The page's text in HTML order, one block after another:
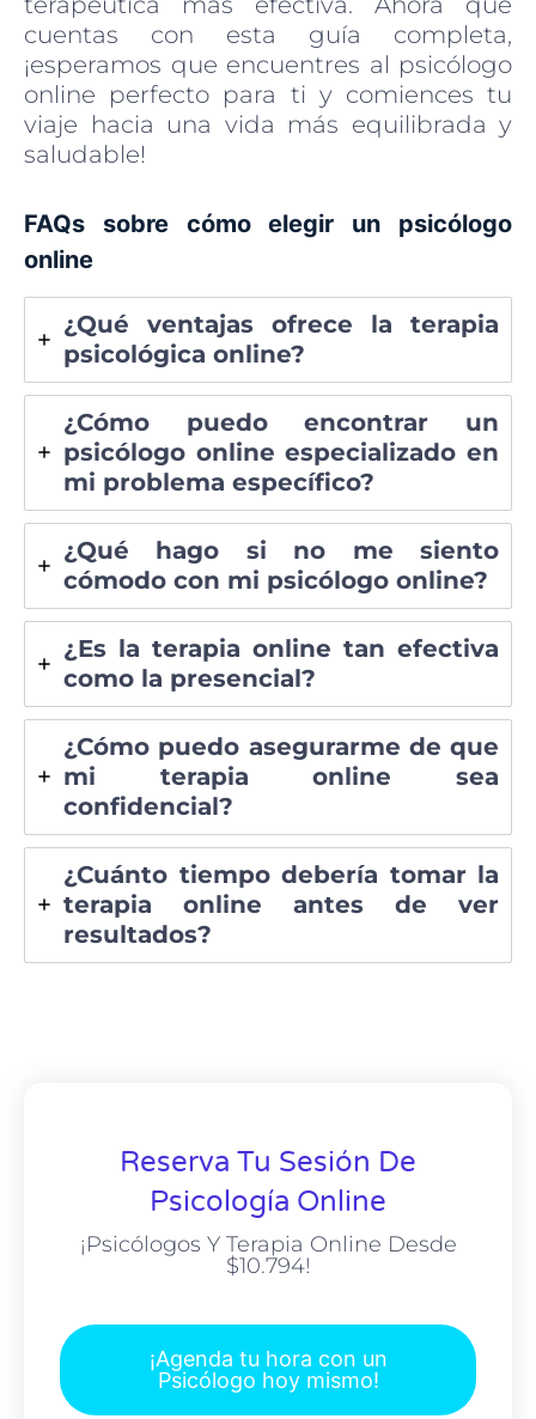
cuentas con esta guía completa,
¡esperamos que encuentres al psicólogo
online perfecto para ti y comiences tu
viaje hacia una vida más equilibrada y
saludable!
FAQs sobre cómo elegir un psicólogo
online
¿Qué ventajas ofrece la terapia
psicológica online?
¿Cómo puedo encontrar un
psicólogo online especializado en
mi problema específico?
¿Qué hago si no me siento
cómodo con mi psicólogo online?
¿Es la terapia online tan efectiva
como la presencial?
¿Cómo puedo asegurarme de que
mi terapia online sea
confidencial?
¿Cuánto tiempo debería tomar la
terapia online antes de ver
resultados?
Reserva Tu Sesión De
Psicología Online
¡Psicólogos Y Terapia Online Desde
$10.794!
¡Agenda tu hora con un
Psicólogo hoy mismo!